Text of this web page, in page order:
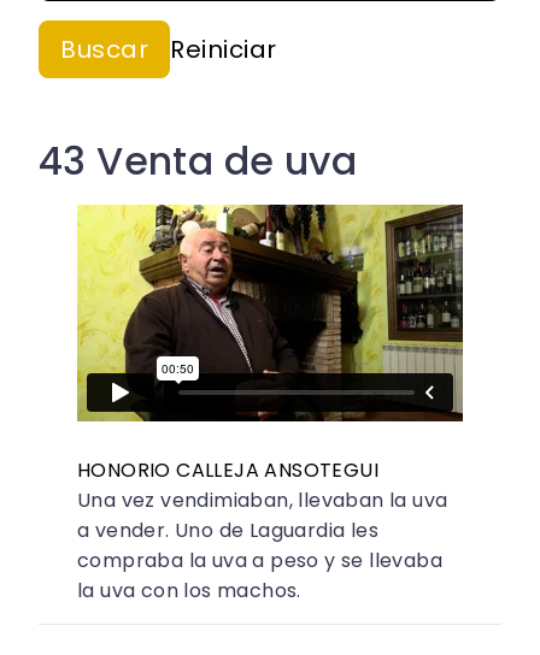
43 Venta de uva
HONORIO CALLEJA ANSOTEGUI
Una vez vendimiaban, llevaban la uva
a vender. Uno de Laguardia les
compraba la uva a peso y se llevaba
la uva con los machos.